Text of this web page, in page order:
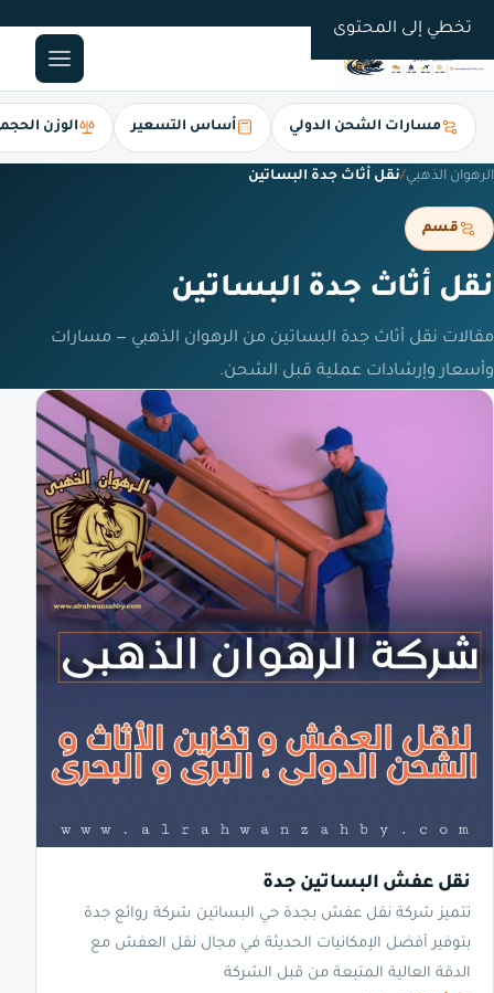
تخطي إلى المحتوى
مسارات الشحن الدولي أساس التسعير الوزن
الرهوان الذهبي/نقل أثاث جدة البساتين
قسم
نقل أثاث جدة البساتين
مقالات نقل أثاث جدة البساتين من الرهوان الذهبي — مسارات
وأسعار وإرشادات عملية قبل الشحن.
نقل عفش البساتين جدة
تتميز شركة نقل عفش بجدة حي البساتين شركة روائع جدة
بتوفير أفضل الإمكانيات الحديثة في مجال نقل العفش مع
الدقة العالية المتبعة من قبل الشركة